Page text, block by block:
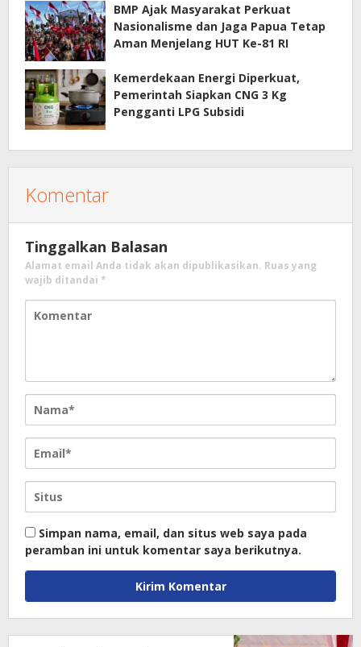
BMP Ajak Masyarakat Perkuat
Nasionalisme dan Jaga Papua Tetap
Aman Menjelang HUT Ke-81 RI
Kemerdekaan Energi Diperkuat,
Pemerintah Siapkan CNG 3 Kg
Pengganti LPG Subsidi
Komentar
Tinggalkan Balasan
Alamat email Anda tidak akan dipublikasikan. Ruas yang
wajib ditandai *
Simpan nama, email, dan situs web saya pada
peramban ini untuk komentar saya berikutnya.